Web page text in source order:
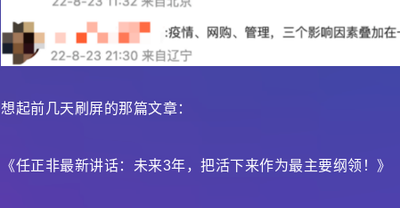
想起前几天刷屏的那篇文章：
《任正非最新讲话：未来3年，把活下来作为最主要纲领！》